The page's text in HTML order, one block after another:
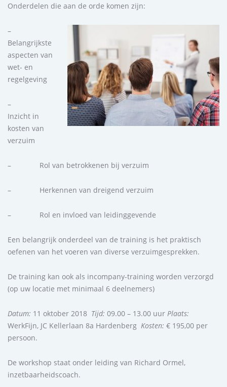
Onderdelen die aan de orde komen zijn:
–
Belangrijkste
aspecten van
wet- en
regelgeving
–
Inzicht in
kosten van
verzuim
– Rol van betrokkenen bij verzuim
– Herkennen van dreigend verzuim
– Rol en invloed van leidinggevende
Een belangrijk onderdeel van de training is het praktisch
oefenen van het voeren van diverse verzuimgesprekken.
De training kan ook als incompany-training worden verzorgd
(op uw locatie met minimaal 6 deelnemers)
Datum: 11 oktober 2018 Tijd: 09.00 – 13.00 uur Plaats:
WerkFijn, JC Kellerlaan 8a Hardenberg Kosten: € 195,00 per
persoon.
De workshop staat onder leiding van Richard Ormel,
inzetbaarheidscoach.